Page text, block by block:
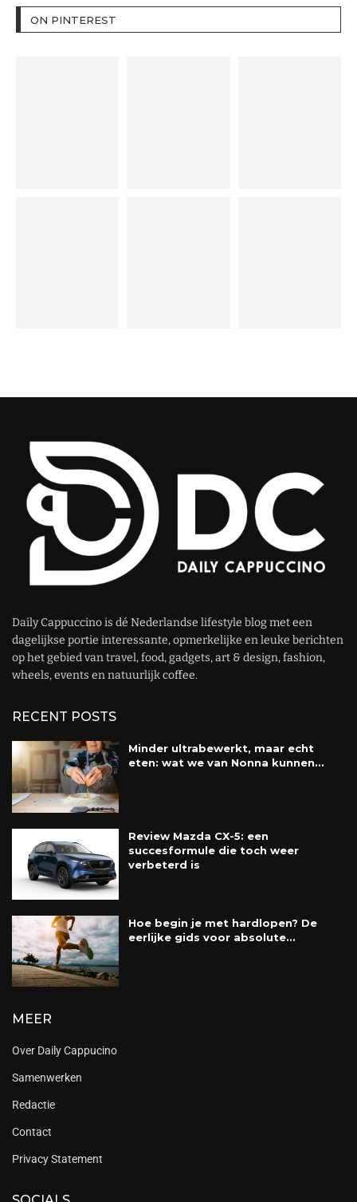
ON PINTEREST
Daily Cappuccino is dé Nederlandse lifestyle blog met een
dagelijkse portie interessante, opmerkelijke en leuke berichten
op het gebied van travel, food, gadgets, art & design, fashion,
wheels, events en natuurlijk coffee.
RECENT POSTS
Minder ultrabewerkt, maar echt
eten: wat we van Nonna kunnen...
Review Mazda CX-5: een
succesformule die toch weer
verbeterd is
Hoe begin je met hardlopen? De
eerlijke gids voor absolute...
MEER
Over Daily Cappucino
Samenwerken
Redactie
Contact
Privacy Statement